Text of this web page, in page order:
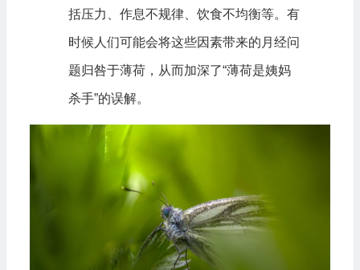
括压力、作息不规律、饮食不均衡等。有
时候人们可能会将这些因素带来的月经问
题归咎于薄荷，从而加深了“薄荷是姨妈
杀手”的误解。